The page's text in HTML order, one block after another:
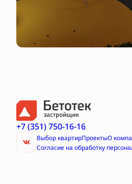
+7 (351) 750-16-16
Выбор квартирПроектыО
Согласие на обработку